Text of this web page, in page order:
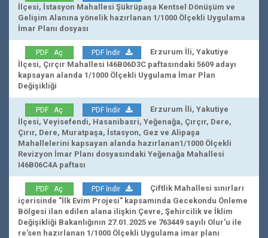
İlçesi, İstasyon Mahallesi Şükrüpaşa Kentsel Dönüşüm ve
Gelişim Alanına yönelik hazırlanan 1/1000 Ölçekli Uygulama
İmar Planı dosyası
PDF Aç PDF İndir
Erzurum İli, Yakutiye
İlçesi, Çırçır Mahallesi I46B06D3C paftasındaki 5609 adayı
kapsayan alanda 1/1000 Ölçekli Uygulama İmar Plan
Değişikliği
PDF Aç PDF İndir
Erzurum İli, Yakutiye
İlçesi, Veyisefendi, Hasanibasri, Yeğenağa, Çırçır, Dere,
Çırır, Dere, Muratpaşa, İstasyon, Gez ve Alipaşa
Mahallelerini kapsayan alanda hazırlanan1/1000 Ölçekli
Revizyon İmar Planı dosyasındaki Yeğenağa Mahallesi
I46B06C4A paftası
PDF Aç PDF İndir
Çiftlik Mahallesi sınırları
içerisinde "İlk Evim Projesi" kapsamında Gecekondu Önleme
Bölgesi ilan edilen alana ilişkin Çevre, Şehircilik ve İklim
Değişikliği Bakanlığının 27.01.2025 ve 763449 sayılı Olur'u ile
re'sen hazırlanan 1/1000 Ölçekli Uygulama imar planı